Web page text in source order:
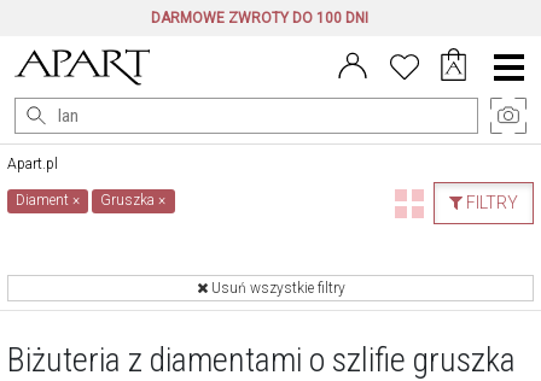
DARMOWE ZWROTY DO 100 DNI
Menu
główne
Apart.pl
FILTRY
Diament× Gruszka×
Usuń wszystkie filtry
Biżuteria z diamentami o szlifie gruszka